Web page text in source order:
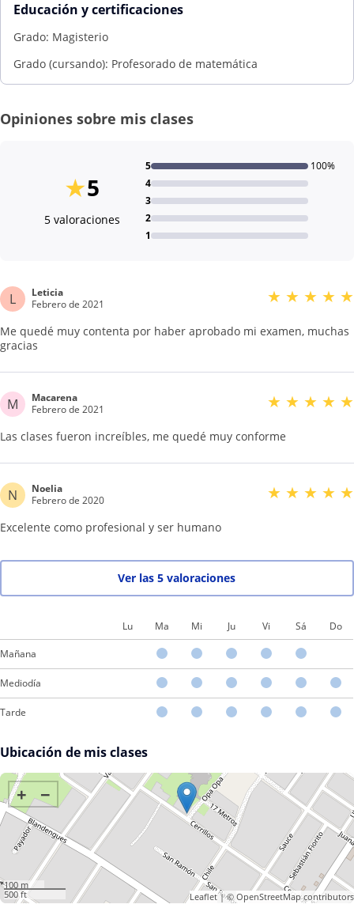
Educación y certificaciones
Grado: Magisterio
Grado (cursando): Profesorado de matemática
Opiniones sobre mis clases
5
★
5 valoraciones
1
2
3
4
5 100%
L
Leticia
Febrero de 2021
★ ★ ★ ★ ★
Me quedé muy contenta por haber aprobado mi examen, muchas
gracias
M
Macarena
Febrero de 2021
★ ★ ★ ★ ★
Las clases fueron increíbles, me quedé muy conforme
N
Noelia
Febrero de 2020
★ ★ ★ ★ ★
Excelente como profesional y ser humano
Ver las 5 valoraciones
Lu Ma Mi Ju Vi Sá Do
Mañana
Mediodía
Tarde
Ubicación de mis clases
+ −
100 m
500 ft
Leaflet| © OpenStreetMapcontributors